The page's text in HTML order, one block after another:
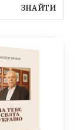
ЗНАЙТИ